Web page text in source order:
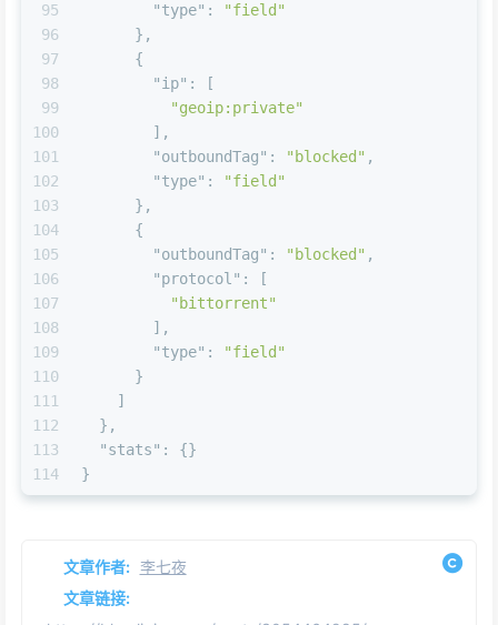
95
96
97
98
99
100
101
102
103
104
105
106
107
108
109
110
111
112
113
114
"type" :
"field"
} ,
{
"ip" :
[
"geoip:private"
] ,
"outboundTag" : "blocked" ,
"type" :
"field"
} ,
{
"outboundTag" : "blocked" ,
"protocol" :
[
"bittorrent"
] ,
"type" :
"field"
}
]
} ,
"stats" : {}
}
文章作者: 李七夜
文章链接: